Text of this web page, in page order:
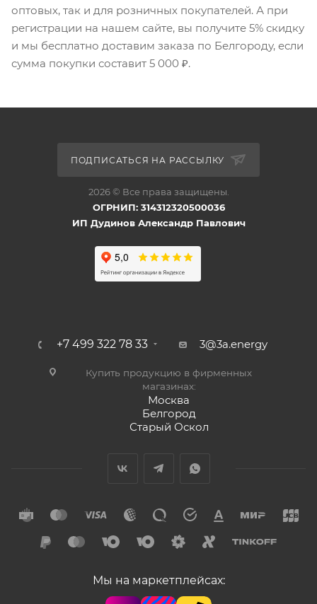
оптовых, так и для розничных покупателей. А при
регистрации на нашем сайте, вы получите 5% скидку
и мы бесплатно доставим заказа по Белгороду, если
сумма покупки составит 5 000 ₽.
ПОДПИСАТЬСЯ НА РАССЫЛКУ
2026 © Все права защищены.
ОГРНИП: 314312320500036
ИП Дудинов Александр Павлович
+7 499 322 78 33 3@3a.energy
Купить продукцию в фирменных
магазинах:
Москва
Белгород
Старый Оскол
Мы на маркетплейсах: